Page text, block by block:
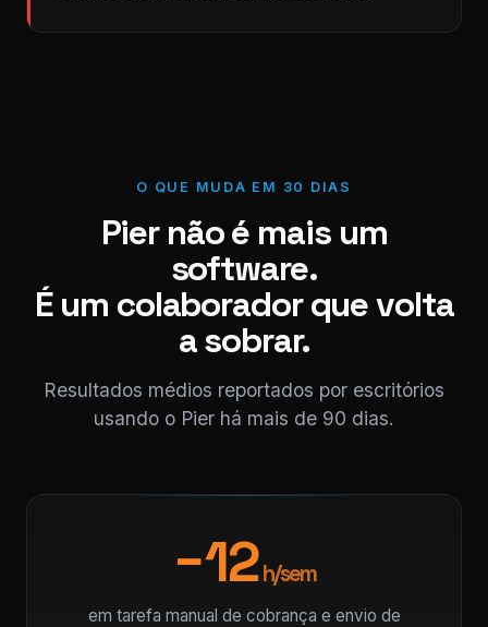
O QUE MUDA EM 30 DIAS
Pier não é mais um
software.
É um colaborador que volta
a sobrar.
Resultados médios reportados por escritórios
usando o Pier há mais de 90 dias.
−12h/sem
em tarefa manual de cobrança e envio de